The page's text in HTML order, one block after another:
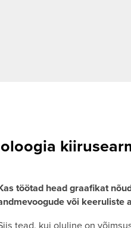
töötad head graafikat
või keeruliste
tead, kui oluline on